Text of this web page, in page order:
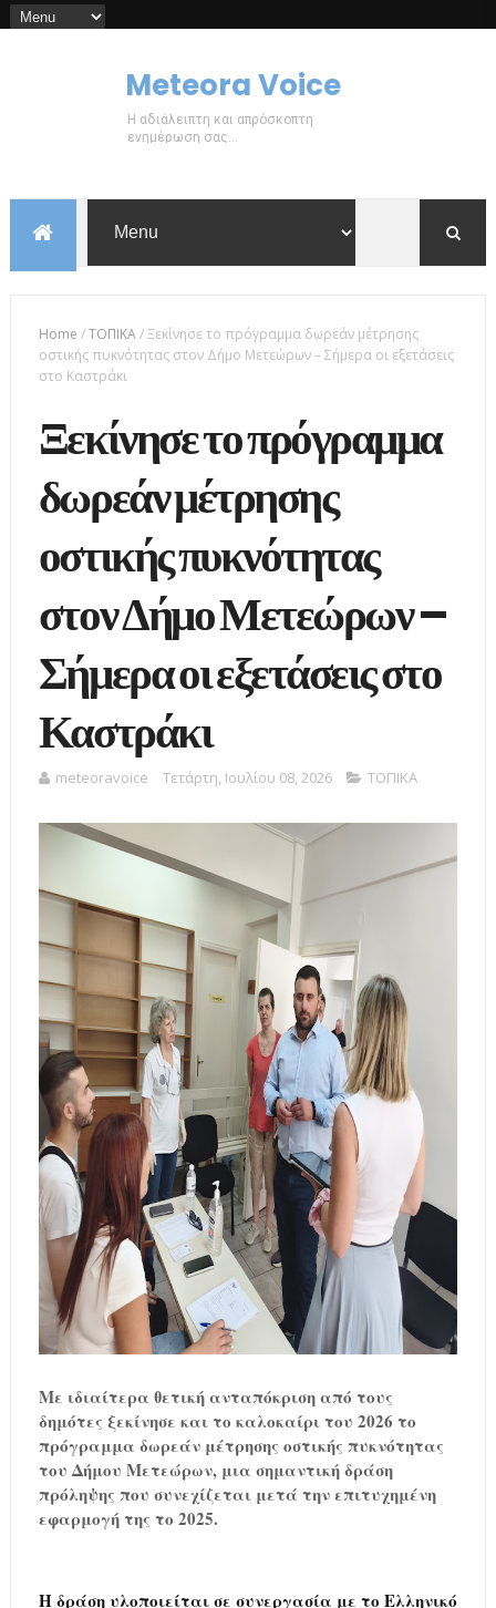
Meteora Voice
Η αδιάλειπτη και απρόσκοπτη
ενημέρωση σας...
Home /ΤΟΠΙΚΑ/Ξεκίνησε το πρόγραμμα δωρεάν μέτρησης
οστικής πυκνότητας στον Δήμο Μετεώρων – Σήμερα οι εξετάσεις
στο Καστράκι
Ξεκίνησε το πρόγραμμα
δωρεάν μέτρησης
οστικής πυκνότητας
στον Δήμο Μετεώρων –
Σήμερα οι εξετάσεις στο
Καστράκι
meteoravoice Τετάρτη, Ιουλίου 08, 2026 ΤΟΠΙΚΑ
Με ιδιαίτερα θετική ανταπόκριση από τους
δημότες ξεκίνησε και το καλοκαίρι του 2026 το
πρόγραμμα δωρεάν μέτρησης οστικής πυκνότητας
του Δήμου Μετεώρων, μια σημαντική δράση
πρόληψης που συνεχίζεται μετά την επιτυχημένη
εφαρμογή της το 2025.
Η δράση υλοποιείται σε συνεργασία με το Ελληνικό